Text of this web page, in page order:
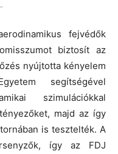
fejvédők
biztosít az
nyújtotta kényelem
segítségével
szimulációkkal
majd az így
is tesztelték. A
így az FDJ